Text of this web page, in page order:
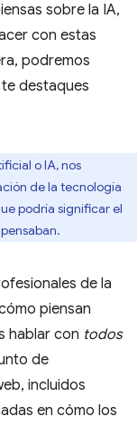
sobre la IA,
con estas
podremos
destaques
o IA, nos
de la tecnología
podría significar el
de la
piensan
hablar con todos
de
incluidos
en cómo los